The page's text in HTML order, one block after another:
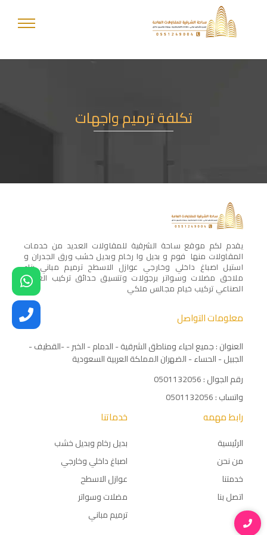
تكلفة ترميم واجهات
يقدم لكم موقع ساحة الشرقية للمقاولات العديد من خدمات
المقاولات منها فوم و بديل وا رخام وبديل خشب ورق الجدران و
استيل اصباغ داخلي وخارجي عوازل الاسطح ترميم مباني بناء
ملاحق مضلات وسواتر برجولات وتنسيق حدائق تركيب العشب
الصناعي تركيب خيام مجالس ملكي
معلومات التواصل
العنوان : جميع احياء ومناطق الشرقية - الدمام - الخبر - -القطيف -
الجبيل - الحساء - الضهران المملكة العربية السعودية
رقم الجوال : 0501132056
واتساب : 0501132056
رابط مهمه
الرئيسية
من نحن
خدمتنا
اتصل بنا
خدماتنا
بديل رخام وبديل خشب
اصباغ داخلي وخارجي
عوازل الاسطح
مضلات وسواتر
ترميم مباني